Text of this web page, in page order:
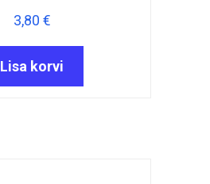
3,80 €
Lisa korvi